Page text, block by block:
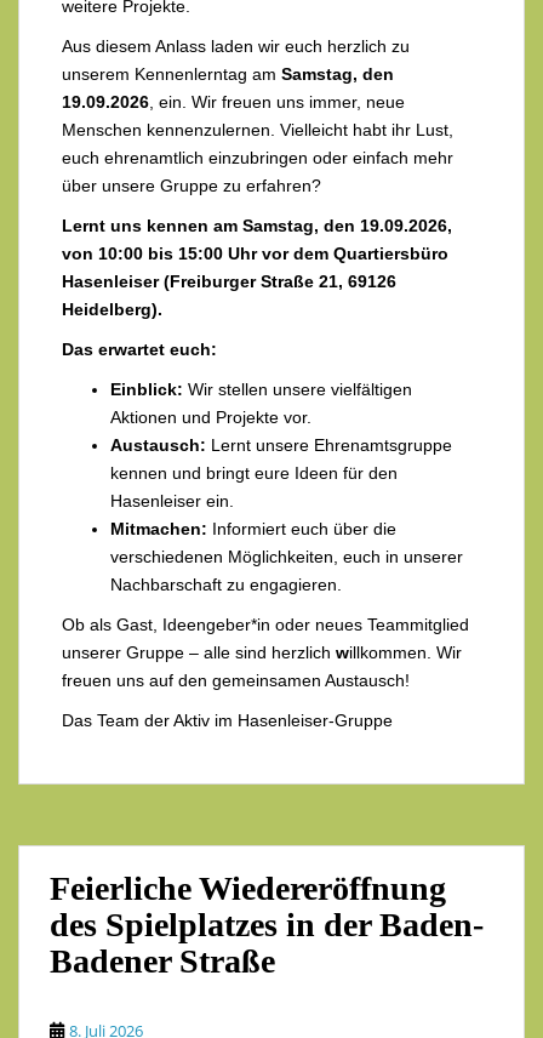
weitere Projekte.
Aus diesem Anlass laden wir euch herzlich zu
unserem Kennenlerntag am Samstag, den
19.09.2026, ein. Wir freuen uns immer, neue
Menschen kennenzulernen. Vielleicht habt ihr Lust,
euch ehrenamtlich einzubringen oder einfach mehr
über unsere Gruppe zu erfahren?
Lernt uns kennen am Samstag, den 19.09.2026,
von 10:00 bis 15:00 Uhr vor dem Quartiersbüro
Hasenleiser (Freiburger Straße 21, 69126
Heidelberg).
Das erwartet euch:
Einblick: Wir stellen unsere vielfältigen
Aktionen und Projekte vor.
Austausch: Lernt unsere Ehrenamtsgruppe
kennen und bringt eure Ideen für den
Hasenleiser ein.
Mitmachen: Informiert euch über die
verschiedenen Möglichkeiten, euch in unserer
Nachbarschaft zu engagieren.
Ob als Gast, Ideengeber*in oder neues Teammitglied
unserer Gruppe – alle sind herzlich willkommen. Wir
freuen uns auf den gemeinsamen Austausch!
Das Team der Aktiv im Hasenleiser-Gruppe
Feierliche Wiedereröffnung
des Spielplatzes in der Baden-
Badener Straße
8. Juli 2026